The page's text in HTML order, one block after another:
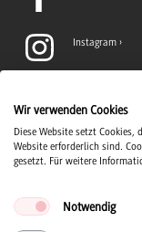
Instagram
TikTok
Wir verwenden Cookies
Diese Website setzt Cookies,
Website erforderlich sind.
gesetzt. Für weitere
Notwendig